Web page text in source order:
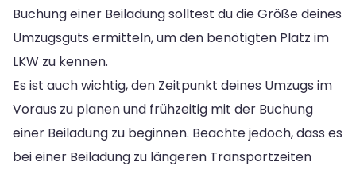
Buchung einer Beiladung solltest du die Größe deines
Umzugsguts ermitteln, um den benötigten Platz im
LKW zu kennen.
Es ist auch wichtig, den Zeitpunkt deines Umzugs im
Voraus zu planen und frühzeitig mit der Buchung
einer Beiladung zu beginnen. Beachte jedoch, dass es
bei einer Beiladung zu längeren Transportzeiten